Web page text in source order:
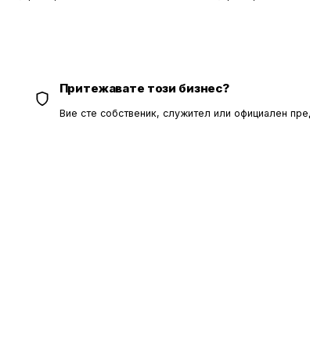
Притежавате този бизнес?
Вие сте собственик, служител или официален